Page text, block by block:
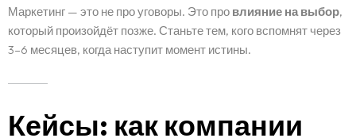
Маркетинг — это не про уговоры. Это про влияние на выбор,
который произойдёт позже. Станьте тем, кого вспомнят через
3–6 месяцев, когда наступит момент истины.
Кейсы: как компании